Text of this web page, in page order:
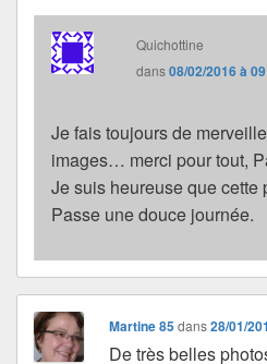
Quichottine
dans08/02/2016 à
Je fais toujours de
images… merci pour tout,
Je suis heureuse que cette
Passe une douce journée.
Martine 85dans28/01/
De très belles